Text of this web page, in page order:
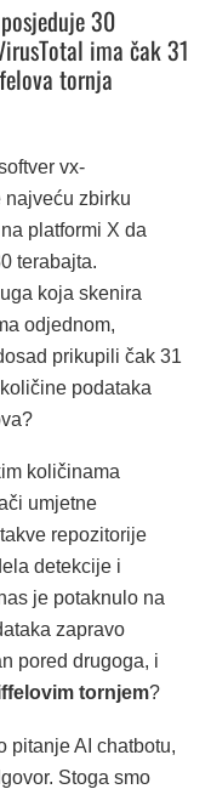
30
ima čak 31
tornja
vx-
najveću zbirku
platformi X da
terabajta.
koja skenira
odjednom,
prikupili čak 31
podataka
količinama
umjetne
repozitorije
detekcije i
je potaknulo na
zapravo
pored drugoga, i
tornjem?
pitanje AI chatbotu,
Stoga smo